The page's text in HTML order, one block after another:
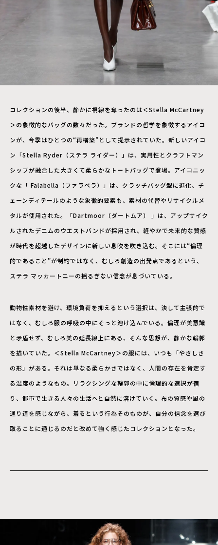
コレクションの後半、静かに視線を奪ったのは＜Stella McCartney
＞の象徴的なバッグの数々だった。ブランドの哲学を象徴するアイコ
ンが、今季はひとつの“再構築”として提示されていた。新しいアイコ
ン「Stella Ryder（ステラ ライダー）」は、実用性とクラフトマン
シップが融合した大きくて柔らかなトートバッグで登場。アイコニッ
クな「 Falabella（ファラベラ）」は、クラッチバッグ型に進化、チ
ェーンディテールのような象徴的要素も、素材の代替やリサイクルメ
タルが使用された。「Dartmoor（ダートムア） 」は、アップサイク
ルされたデニムのウエストバンドが採用され、軽やかで未来的な質感
が時代を超越したデザインに新しい息吹を吹き込む。そこには“倫理
的であること”が制約ではなく、むしろ創造の出発点であるという、
ステラ マッカートニーの揺るぎない信念が息づいている。
動物性素材を避け、環境負荷を抑えるという選択は、決して主張的で
はなく、むしろ服の呼吸の中にそっと溶け込んでいる。倫理が美意識
と矛盾せず、むしろ美の延長線上にある、そんな思想が、静かな輪郭
を描いていた。＜Stella McCartney＞の服には、いつも「やさしさ
の形」がある。それは単なる柔らかさではなく、人間の存在を肯定す
る温度のようなもの。リラクシングな輪郭の中に倫理的な選択が宿
り、都市で生きる人々の生活へと自然に溶けていく。布の質感や風の
通り道を感じながら、着るという行為そのものが、自分の信念を選び
取ることに通じるのだと改めて強く感じたコレクションとなった。